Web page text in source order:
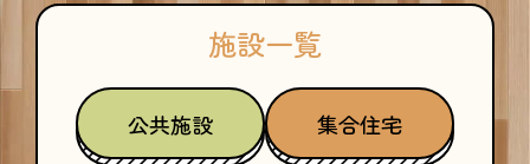
施設一覧
公共施設 集合住宅